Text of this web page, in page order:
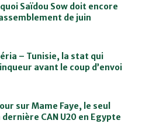
Saïdou Sow doit encore
de juin
– Tunisie, la stat qui
avant le coup d’envoi
sur Mame Faye, le seul
CAN U20 en Egypte